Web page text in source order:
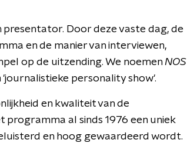
presentator. Door deze vaste dag, de
en de manier van interviewen,
op de uitzending. We noemenNOS
'journalistieke personality show'.
en kwaliteit van de
al sinds 1976 een uniek
en hoog gewaardeerd wordt.